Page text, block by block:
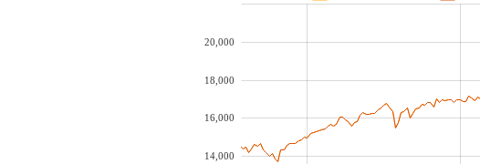
14,000
16,000
18,000
20,000